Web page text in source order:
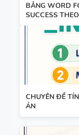
BẢNG WORD
SUCCESS
CHUYÊN ĐỀ
ÁN